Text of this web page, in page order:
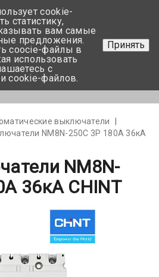
+375 17-350-99-56
+375 44-752-82-08
Задать вопрос
выключатели
NM8N-250C 3Р 180А 36кА
NM8N-
36кА CHINT
cookie-
статистику,
вам самые
предложения.
coocie-файлы в
использовать
с
cookie-файлов.
Принять